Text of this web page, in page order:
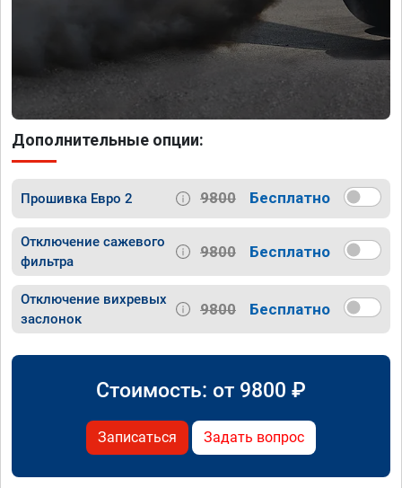
Дополнительные опции:
Прошивка Евро 2 9800 Бесплатно
Отключение сажевого
фильтра
9800 Бесплатно
Отключение вихревых
заслонок
9800 Бесплатно
Стоимость: от 9800 ₽
Записаться Задать вопрос